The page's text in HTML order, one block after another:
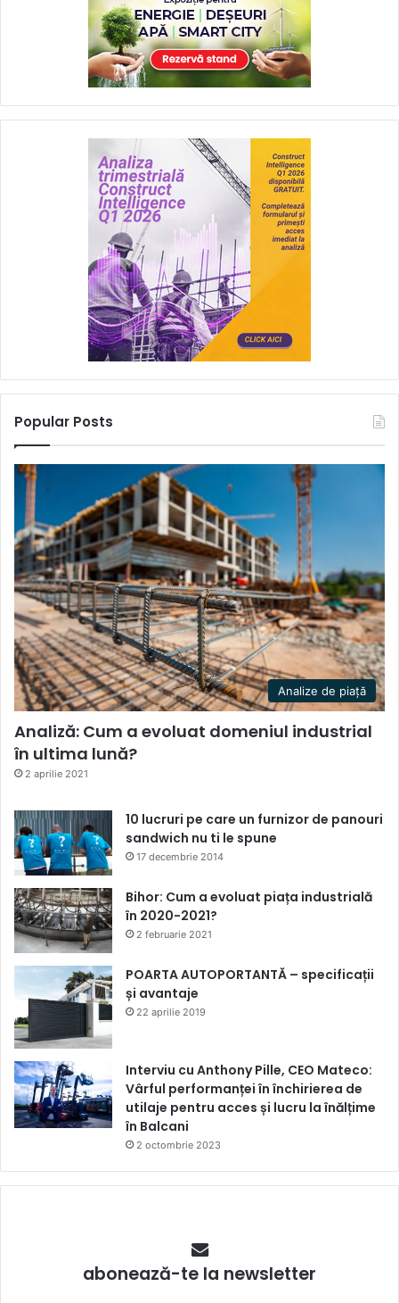
Popular Posts
Analize de piață
Analiză: Cum a evoluat domeniul industrial
în ultima lună?
2 aprilie 2021
10 lucruri pe care un furnizor de panouri
sandwich nu ti le spune
17 decembrie 2014
Bihor: Cum a evoluat piața industrială
în 2020-2021?
2 februarie 2021
POARTA AUTOPORTANTĂ – specificații
și avantaje
22 aprilie 2019
Interviu cu Anthony Pille, CEO Mateco:
Vârful performanței în închirierea de
utilaje pentru acces și lucru la înălțime
în Balcani
2 octombrie 2023
abonează-te la newsletter